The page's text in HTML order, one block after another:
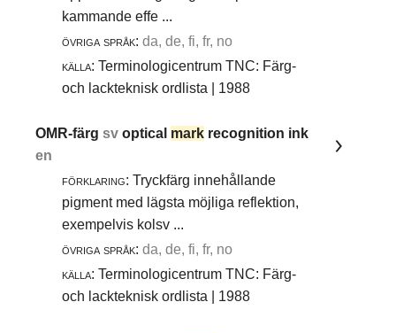
kammande effe ...
övriga språk: da, de, fi, fr, no
källa: Terminologicentrum TNC: Färg-
och lackteknisk ordlista | 1988
OMR-färgsvoptical mark recognition ink
en
förklaring: Tryckfärg innehållande
pigment med lägsta möjliga reflektion,
exempelvis kolsv ...
övriga språk: da, de, fi, fr, no
källa: Terminologicentrum TNC: Färg-
och lackteknisk ordlista | 1988